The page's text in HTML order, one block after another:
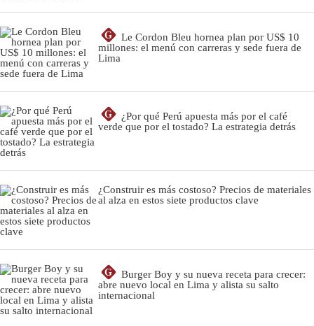
G
Le Cordon Bleu hornea plan por US$ 10
millones: el menú con carreras y sede fuera de
Lima
G
¿Por qué Perú apuesta más por el café
verde que por el tostado? La estrategia detrás
¿Construir es más costoso? Precios de materiales
al alza en estos siete productos clave
G
Burger Boy y su nueva receta para crecer:
abre nuevo local en Lima y alista su salto
internacional